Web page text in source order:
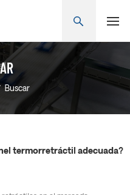
Buscar
termorretráctil adecuada?